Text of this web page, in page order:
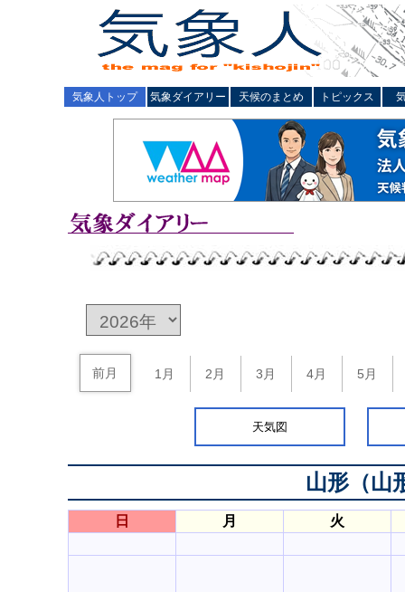
気象人トップ 気象ダイアリー 天候のまとめ トピックス
前月 1月 2月 3月 4月 5月
天気図
山形（山
日 月 火